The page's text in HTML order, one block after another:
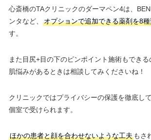
心斎橋のTAクリニックのダーマペン4は、
ンタなど、
オプションで追加できる薬剤を8
す。
また目尻+目の下のピンポイント施術もでき
肌悩みがあるときは相談してみくださいね！
クリニックではプライバシーの保護を徹底し
個室で受けられます。
ほかの患者と顔を合わせないような工夫もさ